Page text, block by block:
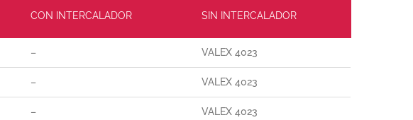
CON INTERCALADOR SIN INTERCALADOR
– VALEX 4023
– VALEX 4023
– VALEX 4023